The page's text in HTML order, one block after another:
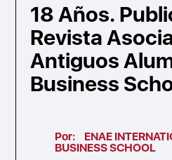
18 Años.
Revista
Antiguos
Business
Por:
ENAE
BUSINESS SCHOOL